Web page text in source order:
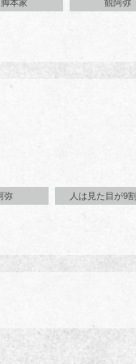
脚本家 観阿弥
弥 人は見た目が9割